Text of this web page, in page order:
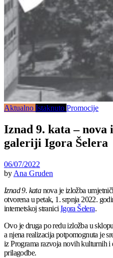
Aktualno Istaknuto Promocije
Iznad 9. kata –
galeriji Igora Šelera
06/07/2022
by Ana Gruden
Iznad 9. katanova je izložba
otvorena u petak, 1. srpnja 2022.
internetskoj stranici Igora Šelera.
Ovo je druga po redu izložba u
a njena realizacija potpomognuta je
iz Programa razvoja novih kulturnih i
prilagodbe.